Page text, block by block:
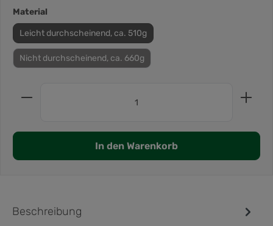
Material
Leicht durchscheinend, ca. 510g
Nicht durchscheinend, ca. 660g
In den Warenkorb
Beschreibung